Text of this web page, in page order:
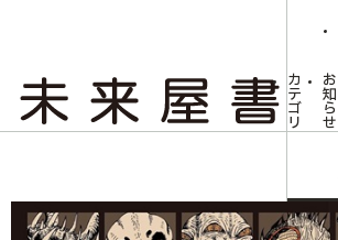
カ
テ
ゴ
リ
お
知
ら
せ
【特典付き